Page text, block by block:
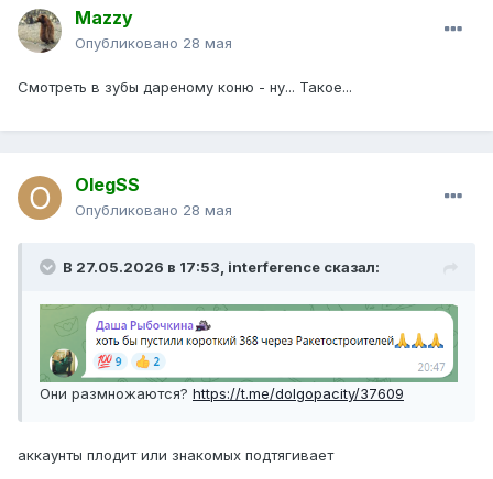
Mazzy
Опубликовано 28 мая
Смотреть в зубы дареному коню - ну... Такое...
OlegSS
Опубликовано 28 мая
В 27.05.2026 в 17:53, interference сказал:
Они размножаются? https://t.me/dolgopacity/37609
аккаунты плодит или знакомых подтягивает